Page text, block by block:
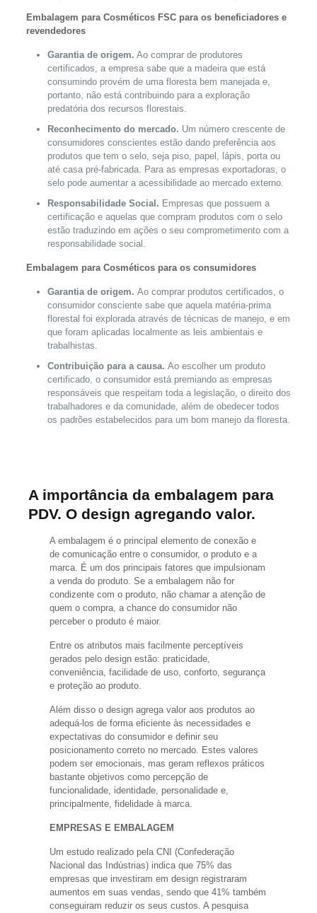
Embalagem para Cosméticos FSC para os beneficiadores e
revendedores
Garantia de origem. Ao comprar de produtores
certificados, a empresa sabe que a madeira que está
consumindo provém de uma floresta bem manejada e,
portanto, não está contribuindo para a exploração
predatória dos recursos florestais.
Reconhecimento do mercado. Um número crescente de
consumidores conscientes estão dando preferência aos
produtos que tem o selo, seja piso, papel, lápis, porta ou
até casa pré-fabricada. Para as empresas exportadoras, o
selo pode aumentar a acessibilidade ao mercado externo.
Responsabilidade Social. Empresas que possuem a
certificação e aquelas que compram produtos com o selo
estão traduzindo em ações o seu comprometimento com a
responsabilidade social.
Embalagem para Cosméticos para os consumidores
Garantia de origem. Ao comprar produtos certificados, o
consumidor consciente sabe que aquela matéria-prima
florestal foi explorada através de técnicas de manejo, e em
que foram aplicadas localmente as leis ambientais e
trabalhistas.
Contribuição para a causa. Ao escolher um produto
certificado, o consumidor está premiando as empresas
responsáveis que respeitam toda a legislação, o direito dos
trabalhadores e da comunidade, além de obedecer todos
os padrões estabelecidos para um bom manejo da floresta.
A importância da embalagem para
PDV. O design agregando valor.
A embalagem é o principal elemento de conexão e
de comunicação entre o consumidor, o produto e a
marca. É um dos principais fatores que impulsionam
a venda do produto. Se a embalagem não for
condizente com o produto, não chamar a atenção de
quem o compra, a chance do consumidor não
perceber o produto é maior.
Entre os atributos mais facilmente perceptíveis
gerados pelo design estão: praticidade,
conveniência, facilidade de uso, conforto, segurança
e proteção ao produto.
Além disso o design agrega valor aos produtos ao
adequá-los de forma eficiente às necessidades e
expectativas do consumidor e definir seu
posicionamento correto no mercado. Estes valores
podem ser emocionais, mas geram reflexos práticos
bastante objetivos como percepção de
funcionalidade, identidade, personalidade e,
principalmente, fidelidade à marca.
EMPRESAS E EMBALAGEM
Um estudo realizado pela CNI (Confederação
Nacional das Indústrias) indica que 75% das
empresas que investiram em design registraram
aumentos em suas vendas, sendo que 41% também
conseguiram reduzir os seus custos. A pesquisa